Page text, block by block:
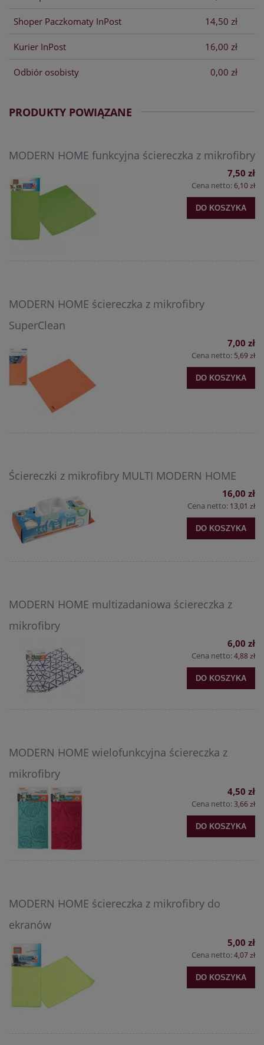
Shoper Paczkomaty InPost 14,50 zł
Kurier InPost 16,00 zł
Odbiór osobisty 0,00 zł
PRODUKTY POWIĄZANE
MODERN HOME funkcyjna ściereczka z mikrofibry
7,50 zł
Cena netto:6,10 zł
DO KOSZYKA
MODERN HOME ściereczka z mikrofibry
SuperClean
7,00 zł
Cena netto: 5,69 zł
DO KOSZYKA
Ściereczki z mikrofibry MULTI MODERN HOME
16,00 zł
Cena netto: 13,01 zł
DO KOSZYKA
MODERN HOME multizadaniowa ściereczka z
mikrofibry
6,00 zł
Cena netto:4,88 zł
DO KOSZYKA
MODERN HOME wielofunkcyjna ściereczka z
mikrofibry
4,50 zł
Cena netto:3,66 zł
DO KOSZYKA
MODERN HOME ściereczka z mikrofibry do
ekranów
5,00 zł
Cena netto:4,07 zł
DO KOSZYKA